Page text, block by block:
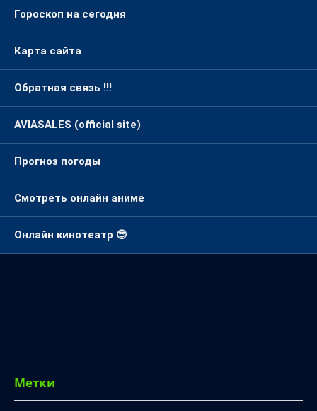
Гороскоп на сегодня
Карта сайта
Обратная связь !!!
AVIASALES (official site)
Прогноз погоды
Смотреть онлайн аниме
Онлайн кинотеатр 😎
Метки